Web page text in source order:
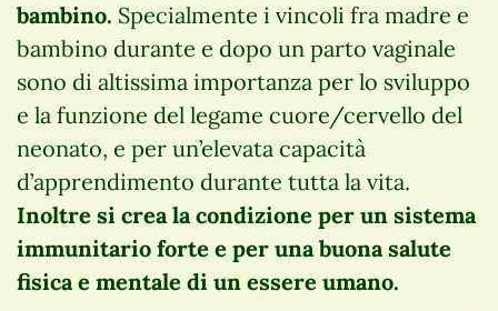
bambino. Specialmente i vincoli fra madre e
bambino durante e dopo un parto vaginale
sono di altissima importanza per lo sviluppo
e la funzione del legame cuore/cervello del
neonato, e per un’elevata capacità
d’apprendimento durante tutta la vita.
Inoltre si crea la condizione per un sistema
immunitario forte e per una buona salute
fisica e mentale di un essere umano.